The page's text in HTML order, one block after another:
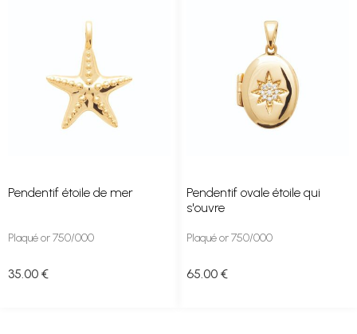
Pendentif étoile de mer
Plaqué or 750/000
35 .00 €
Pendentif ovale étoile qui
s'ouvre
Plaqué or 750/000
65 .00 €